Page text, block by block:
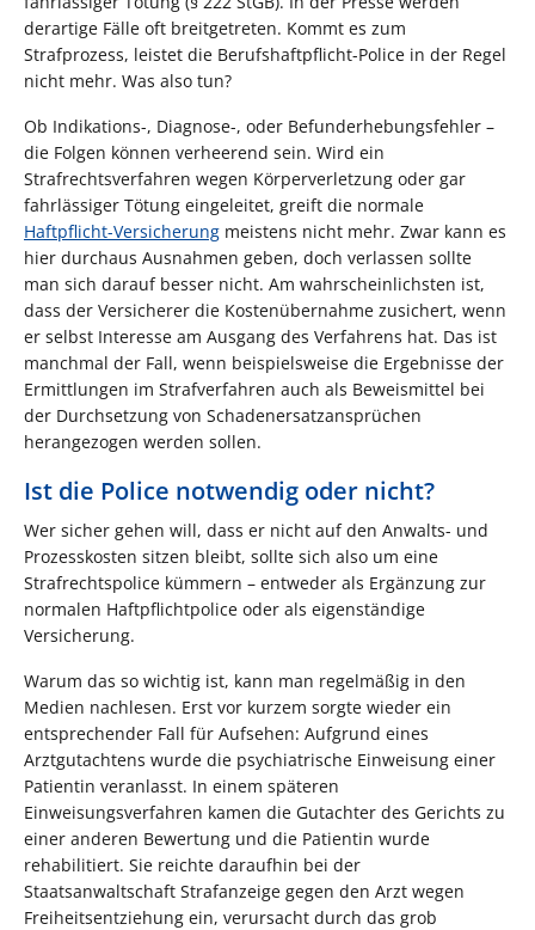
derartige Fälle oft breitgetreten. Kommt es zum
Strafprozess, leistet die Berufshaftpflicht-Police in der Regel
nicht mehr. Was also tun?
Ob Indikations-, Diagnose-, oder Befunderhebungsfehler –
die Folgen können verheerend sein. Wird ein
Strafrechtsverfahren wegen Körperverletzung oder gar
fahrlässiger Tötung eingeleitet, greift die normale
Haftpflicht-Versicherung meistens nicht mehr. Zwar kann es
hier durchaus Ausnahmen geben, doch verlassen sollte
man sich darauf besser nicht. Am wahrscheinlichsten ist,
dass der Versicherer die Kostenübernahme zusichert, wenn
er selbst Interesse am Ausgang des Verfahrens hat. Das ist
manchmal der Fall, wenn beispielsweise die Ergebnisse der
Ermittlungen im Strafverfahren auch als Beweismittel bei
der Durchsetzung von Schadenersatzansprüchen
herangezogen werden sollen.
Ist die Police notwendig oder nicht?
Wer sicher gehen will, dass er nicht auf den Anwalts- und
Prozesskosten sitzen bleibt, sollte sich also um eine
Strafrechtspolice kümmern – entweder als Ergänzung zur
normalen Haftpflichtpolice oder als eigenständige
Versicherung.
Warum das so wichtig ist, kann man regelmäßig in den
Medien nachlesen. Erst vor kurzem sorgte wieder ein
entsprechender Fall für Aufsehen: Aufgrund eines
Arztgutachtens wurde die psychiatrische Einweisung einer
Patientin veranlasst. In einem späteren
Einweisungsverfahren kamen die Gutachter des Gerichts zu
einer anderen Bewertung und die Patientin wurde
rehabilitiert. Sie reichte daraufhin bei der
Staatsanwaltschaft Strafanzeige gegen den Arzt wegen
Freiheitsentziehung ein, verursacht durch das grob